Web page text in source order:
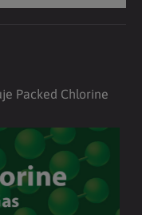
Packed Chlorine